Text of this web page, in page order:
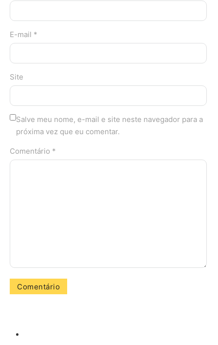
E-mail *
Site
Salve meu nome, e-mail e site neste navegador para a
próxima vez que eu comentar.
Comentário *